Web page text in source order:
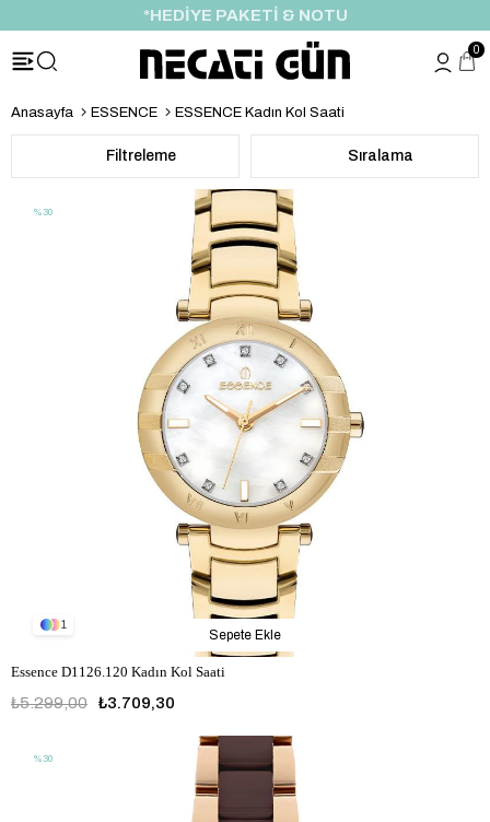
ÖZEL İNDİRİM FIRSATI
0
Anasayfa ESSENCE ESSENCE Kadın Kol Saati
Filtreleme Sıralama
1
Essence D1126.120 Kadın Kol Saati
₺3.709,30
₺5.299,00
Sepete Ekle
%30
%30